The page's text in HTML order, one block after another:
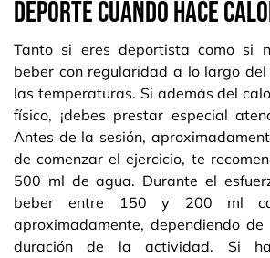
deporte cuando hace
Tanto si eres deportista como si
beber con regularidad a lo largo
las temperaturas. Si además del
físico, ¡debes prestar especial
Antes de la sesión,
de comenzar el ejercicio, te
500 ml de agua. Durante el
beber entre 150 y 200 ml
aproximadamente, dependiendo
duración de la actividad. Si